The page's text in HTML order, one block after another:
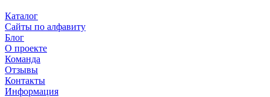
Каталог
Сайты по алфавиту
Блог
О проекте
Команда
Отзывы
Контакты
Информация